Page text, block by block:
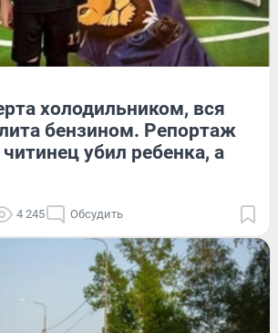
холодильником, вся
бензином. Репортаж
убил ребенка, а
4 245 Обсудить